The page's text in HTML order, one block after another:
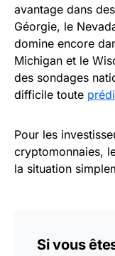
avantage dans
Géorgie, le
domine encore
Michigan et le
des sondages
difficile toute
Pour les
cryptomonnaies,
la situation
Si vous